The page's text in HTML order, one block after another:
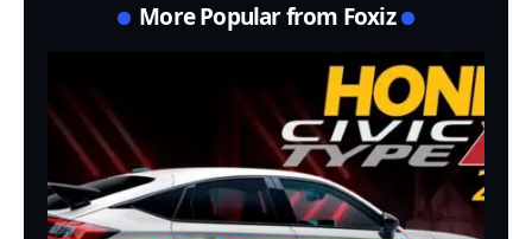
More Popular from Foxiz